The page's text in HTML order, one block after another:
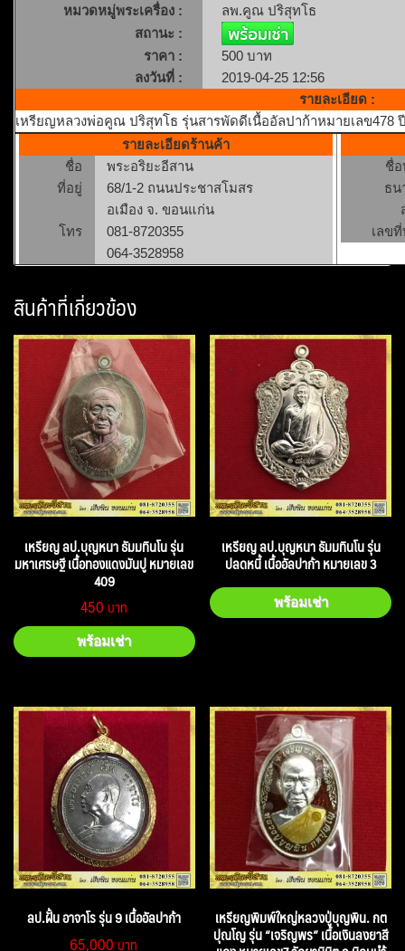
หมวดหมู่พระเครื่อง :
ลพ.คูณ ปริสุทโธ
สถานะ :
ราคา :
500 บาท
ลงวันที่ :
2019-04-25 12:56
รายละเอียด :
เหรียญหลวงพ่อคูณ ปริสุทโธ รุ่นสารพัดดีเนื้ออัลปาก้าหมายเลข478
รายละเอียดร้านค้า
ชื่อ
พระอริยะอีสาน
ที่อยู่
68/1-2 ถนนประชาสโมสร
อเมือง จ. ขอนแก่น
โทร
081-8720355
064-3528958
ชื่
ธน
เลข
สินค้าที่เกี่ยวข้อง
เหรียญ ลป.บุญหนา ธัมมทินโน รุ่น
มหาเศรษฐี เนื้อทองแดงมันปู หมายเลข
409
450
พร้อมเช่า
เหรียญ ลป.บุญหนา ธัมมทินโน รุ่น
ปลดหนี้ เนื้ออัลปาก้า หมายเลข 3
พร้อมเช่า
ลป.ฝั้น อาจาโร รุ่น 9 เนื้ออัลปาก้า
65,000
เหรียญพิมพ์ใหญ่หลวงปู่บุญพิน. กต
ปุณโญ รุ่น “เจริญพร” เนื้อเงินลงยาสี